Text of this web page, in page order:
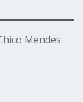
Mendes